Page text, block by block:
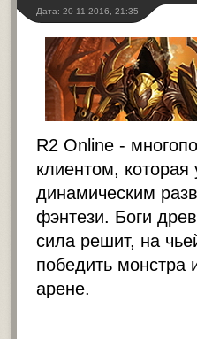
Дата: 20-11-2016, 21:35
R2 Online -
клиентом, которая
динамическим
фэнтези. Боги
сила решит, на
победить монстра
арене.